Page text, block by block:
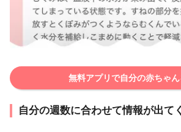
無料アプリで自分の赤ちゃ
自分の週数に合わせて情報が出て